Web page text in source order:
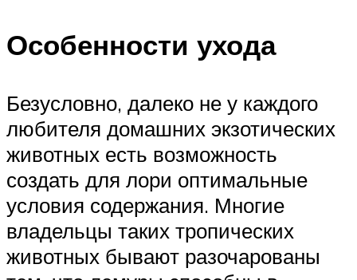
Особенности ухода
Безусловно, далеко не у каждого
любителя домашних экзотических
животных есть возможность
создать для лори оптимальные
условия содержания. Многие
владельцы таких тропических
животных бывают разочарованы